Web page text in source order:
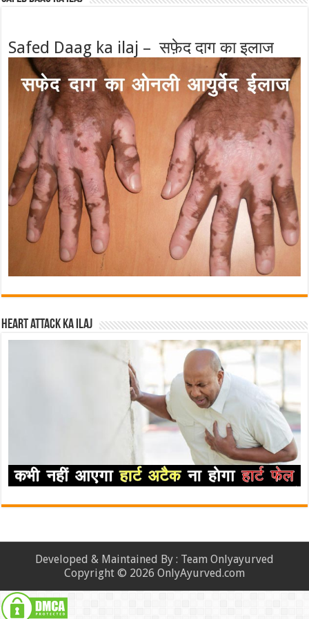
Safed Daag ka ilaj – सफ़ेद दाग का इलाज
Heart attack ka ilaj
Developed & Maintained By : Team Onlyayurved
Copyright © 2026 OnlyAyurved.com